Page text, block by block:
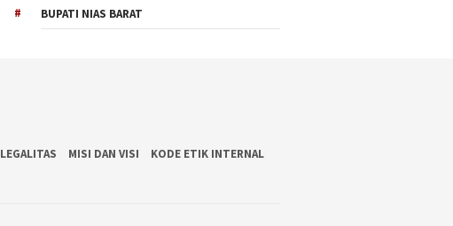
BUPATI NIAS BARAT
LEGALITAS MISI DAN VISI
KODE ETIK INTERNAL